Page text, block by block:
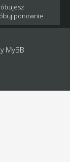
ponownie.
MyBB